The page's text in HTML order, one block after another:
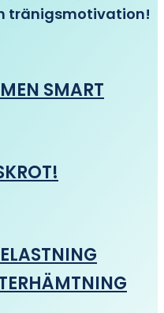
tränigsmotivation!
SMART